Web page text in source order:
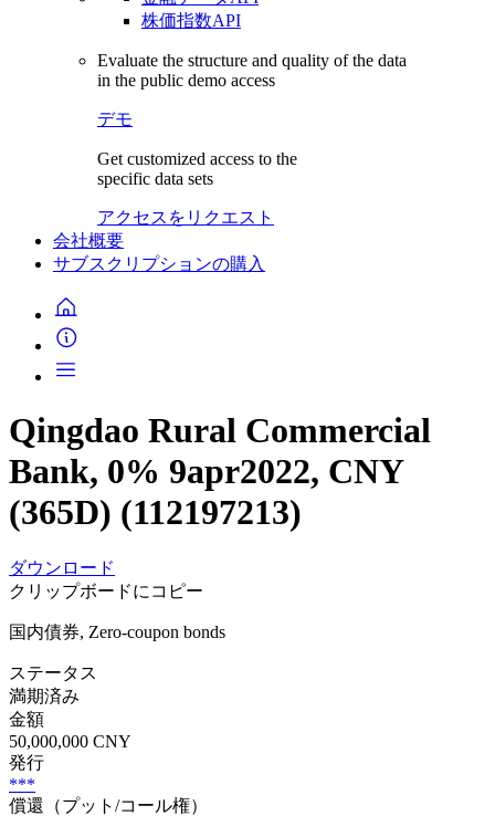
株価指数API
Evaluate the structure and quality of the data
in the public demo access
デモ
Get customized access to the
specific data sets
アクセスをリクエスト
会社概要
サブスクリプションの購入
Qingdao Rural Commercial
Bank, 0% 9apr2022, CNY
(365D) (112197213)
ダウンロード
クリップボードにコピー
国内債券, Zero-coupon bonds
ステータス
満期済み
金額
50,000,000 CNY
発行
***
償還（プット/コール権）